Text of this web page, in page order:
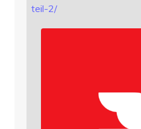
teil-2/